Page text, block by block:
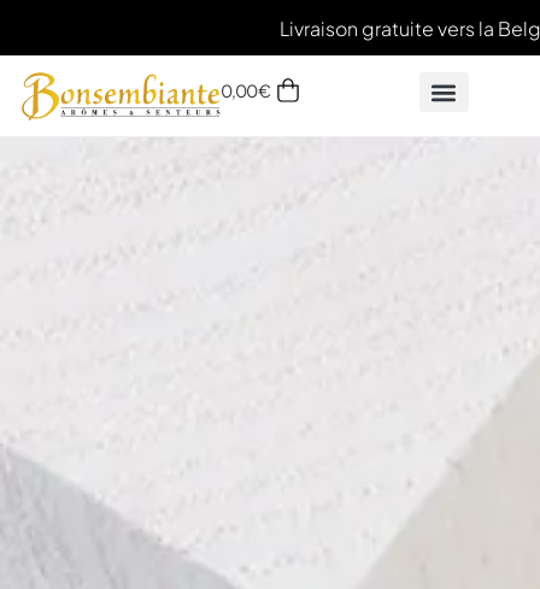
Livraison gratuite vers la
0,00€